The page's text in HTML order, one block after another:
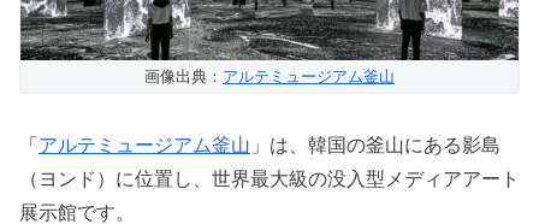
画像出典： アルテミュージアム釜山
「 アルテミュージアム釜山 」は、韓国の釜山にある影島
（ヨンド）に位置し、世界最大級の没入型メディアアート
展示館です。